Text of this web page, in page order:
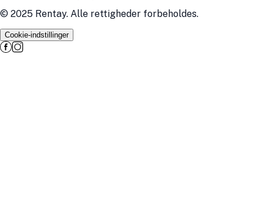
© 2025 Rentay. Alle rettigheder forbeholdes.
Cookie-indstillinger